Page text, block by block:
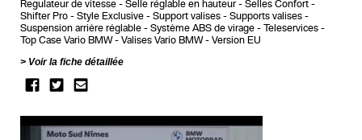
Regulateur de vitesse
Selle réglable en hauteur
Selles Confort
Shifter Pro
Style Exclusive Support valises
Supports valises
Suspension arrière réglable
Système ABS de virage
Teleservices
Top Case Vario BMW
Valises Vario BMW
Version EU
Voir la fiche détaillée